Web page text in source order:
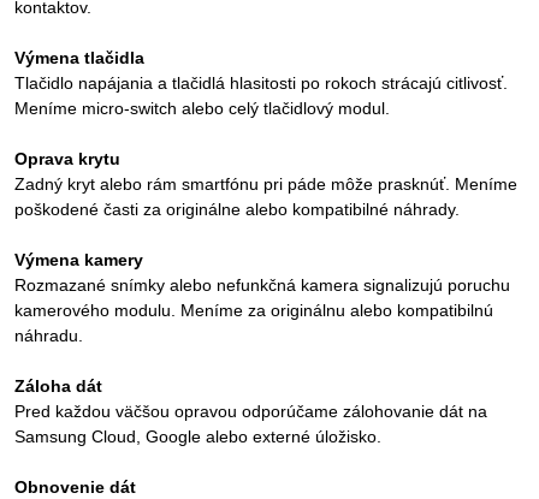
kontaktov.
Výmena tlačidla
Tlačidlo napájania a tlačidlá hlasitosti po rokoch strácajú citlivosť.
Meníme micro-switch alebo celý tlačidlový modul.
Oprava krytu
Zadný kryt alebo rám smartfónu pri páde môže prasknúť. Meníme
poškodené časti za originálne alebo kompatibilné náhrady.
Výmena kamery
Rozmazané snímky alebo nefunkčná kamera signalizujú poruchu
kamerového modulu. Meníme za originálnu alebo kompatibilnú
náhradu.
Záloha dát
Pred každou väčšou opravou odporúčame zálohovanie dát na
Samsung Cloud, Google alebo externé úložisko.
Obnovenie dát